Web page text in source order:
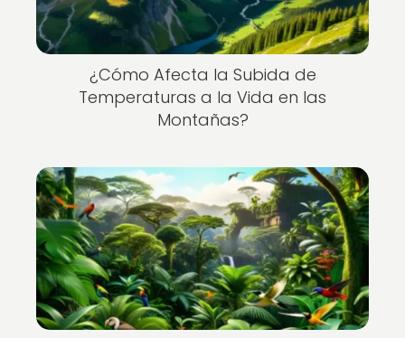
¿Cómo Afecta la Subida de
Temperaturas a la Vida en las
Montañas?